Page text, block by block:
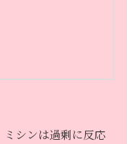
シンは過剰に反応